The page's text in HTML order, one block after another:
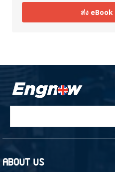
ส่ง eBook
ABOUT US